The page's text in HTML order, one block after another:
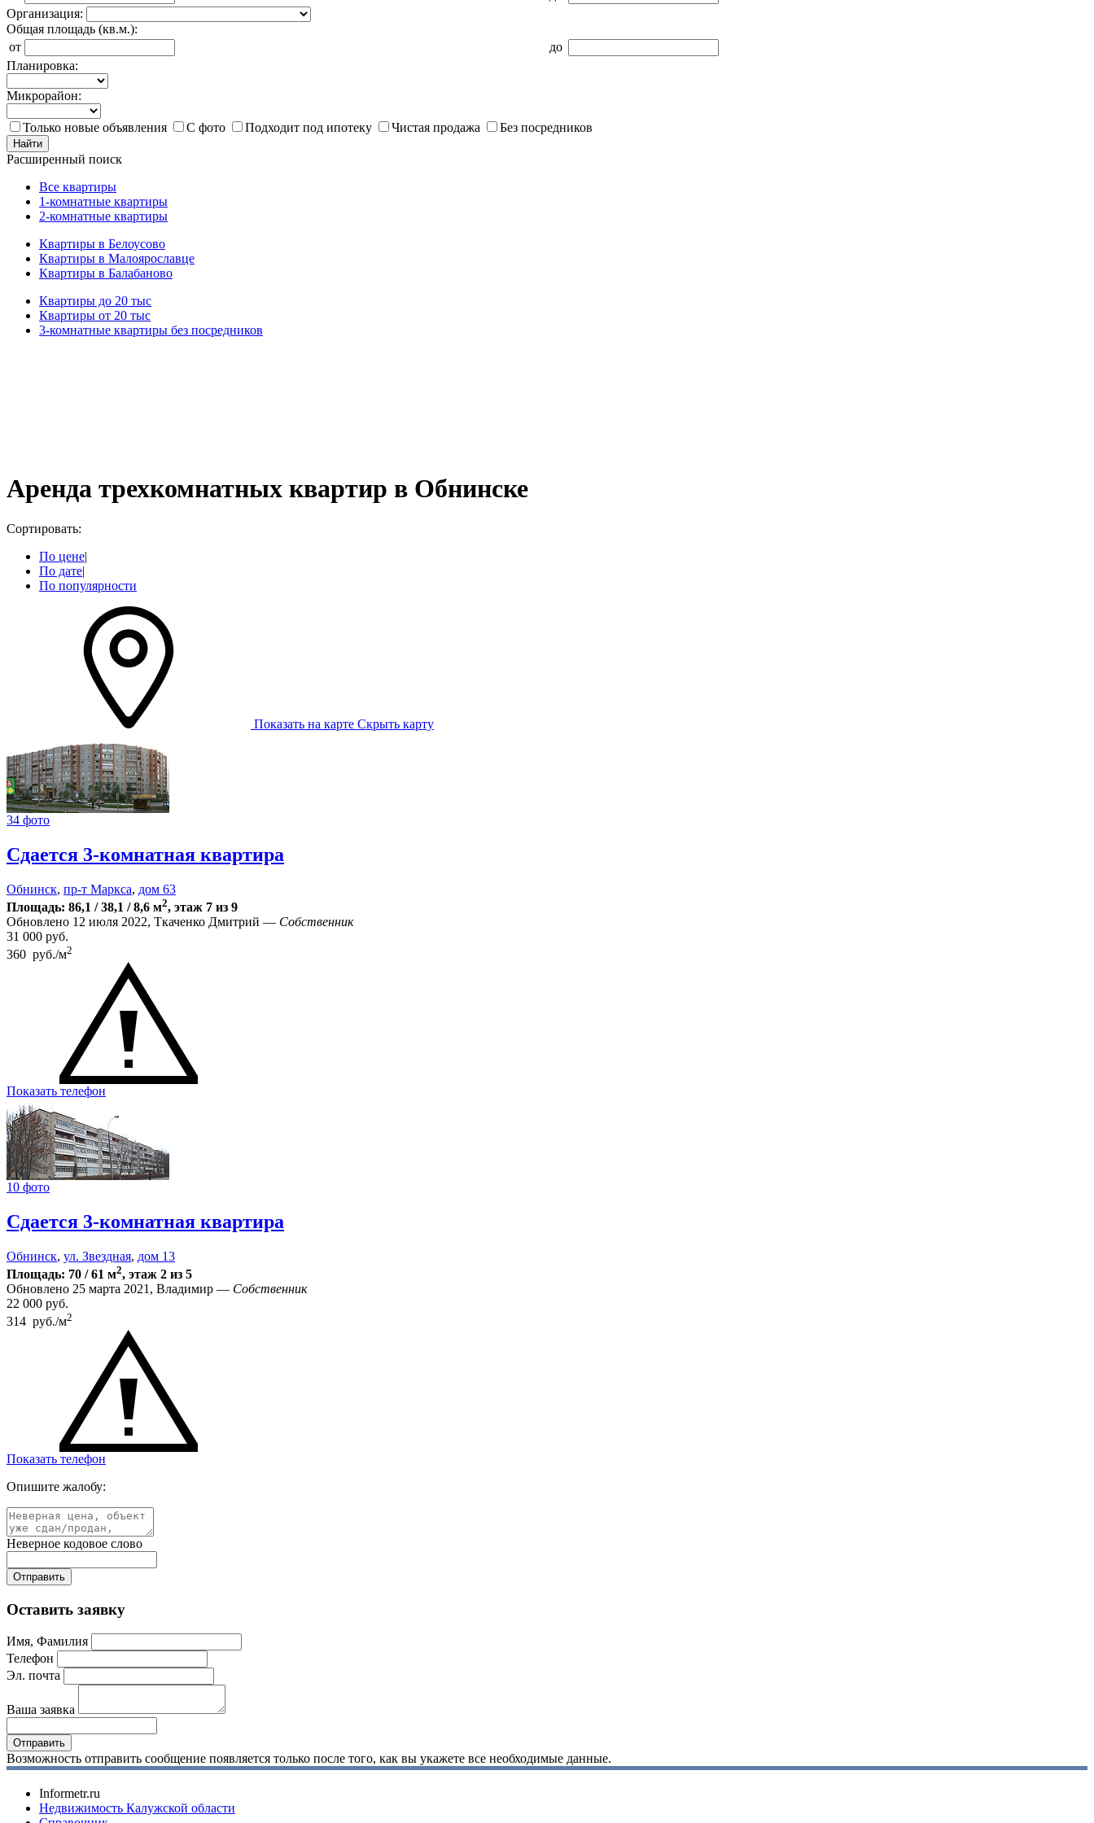
Организация:
Общая площадь (кв.м.):
от
до
Планировка:
Микрорайон:
Только новые объявления С фото Подходит под ипотеку Чистая продажа Без посредников
Найти
Расширенный поиск
Все квартиры
1-комнатные квартиры
2-комнатные квартиры
Квартиры в Белоусово
Квартиры в Малоярославце
Квартиры в Балабаново
Квартиры до 20 тыс
Квартиры от 20 тыс
3-комнатные квартиры без посредников
Аренда трехкомнатных квартир в Обнинске
Сортировать:
По цене|
По дате|
По популярности
Показать на карте Скрыть карту
34 фото
Сдается 3-комнатная квартира
Обнинск, пр-т Маркса, дом 63
Площадь: 86,1 / 38,1 / 8,6 м2, этаж 7 из 9
Обновлено 12 июля 2022, Ткаченко Дмитрий — Собственник
31 000 руб.
360 руб./м2
Показать телефон
10 фото
Сдается 3-комнатная квартира
Обнинск, ул. Звездная, дом 13
Площадь: 70 / 61 м2, этаж 2 из 5
Обновлено 25 марта 2021, Владимир — Собственник
22 000 руб.
314 руб./м2
Показать телефон
Опишите жалобу:
Неверное кодовое слово
Оставить заявку
Имя, Фамилия
Телефон
Эл. почта
Ваша заявка
Возможность отправить сообщение появляется только после того, как вы укажете все необходимые данные.
Informetr.ru
Недвижимость Калужской области